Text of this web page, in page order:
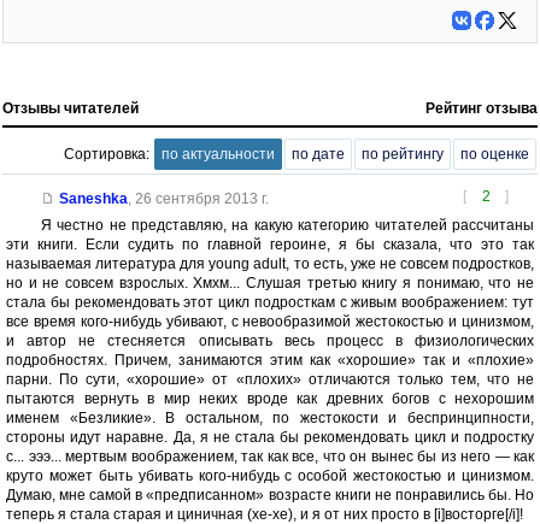
Отзывы читателей Рейтинг отзыва
Сортировка: по актуальности по дате по рейтингу по оценке
[ 2 ]
Saneshka 26 сентября 2013 г.
Я честно не представляю, на какую категорию читателей рассчитаны
эти книги. Если судить по главной героине, я бы сказала, что это так
называемая литература для young adult, то есть, уже не совсем подростков,
но и не совсем взрослых. Хмхм... Слушая третью книгу я понимаю, что не
стала бы рекомендовать этот цикл подросткам с живым воображением: тут
все время кого-нибудь убивают, с невообразимой жестокостью и цинизмом,
и автор не стесняется описывать весь процесс в физиологических
подробностях. Причем, занимаются этим как «хорошие» так и «плохие»
парни. По сути, «хорошие» от «плохих» отличаются только тем, что не
пытаются вернуть в мир неких вроде как древних богов с нехорошим
именем «Безликие». В остальном, по жестокости и беспринципности,
стороны идут наравне. Да, я не стала бы рекомендовать цикл и подростку
с... эээ... мертвым воображением, так как все, что он вынес бы из него — как
круто может быть убивать кого-нибудь с особой жестокостью и цинизмом.
Думаю, мне самой в «предписанном» возрасте книги не понравились бы. Но
теперь я стала старая и циничная (хе-хе), и я от них просто в [i]восторге[/i]!